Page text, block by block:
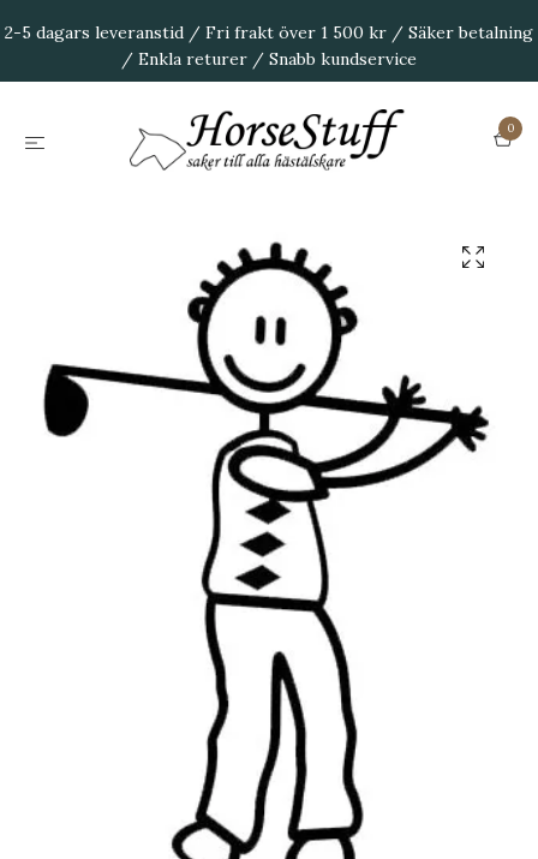
2-5 dagars leveranstid / Fri frakt över 1 500 kr / Säker betalning
/ Enkla returer / Snabb kundservice
0